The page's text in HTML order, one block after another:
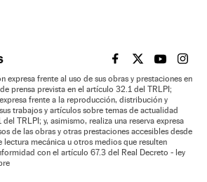
EL PAÍS BRASIL EN
EL PAÍSEL PAÍS
EL
expresa frente al uso de sus obras y prestaciones en
prensa prevista en el artículo 32.1 del TRLPI;
frente a la reproducción, distribución y
trabajos y artículos sobre temas de actualidad
TRLPI; y, asimismo, realiza una reserva expresa
de las obras y otras prestaciones accesibles desde
lectura mecánica u otros medios que resulten
con el artículo 67.3 del Real Decreto - ley